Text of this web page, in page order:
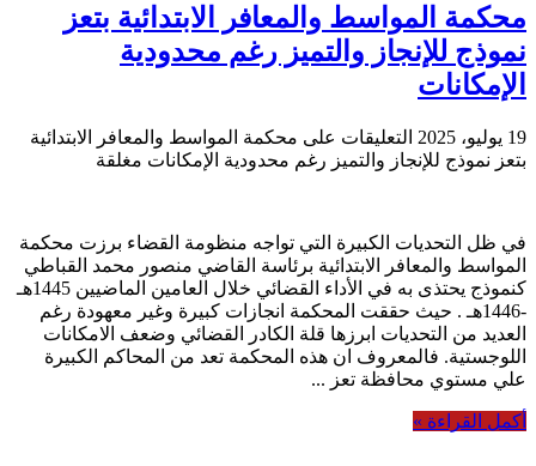
محكمة المواسط والمعافر الابتدائية بتعز
نموذج للإنجاز والتميز رغم محدودية
الإمكانات
19 يوليو، 2025 التعليقات على محكمة المواسط والمعافر الابتدائية
بتعز نموذج للإنجاز والتميز رغم محدودية الإمكانات مغلقة
في ظل التحديات الكبيرة التي تواجه منظومة القضاء برزت محكمة
المواسط والمعافر الابتدائية برئاسة القاضي منصور محمد القباطي
كنموذج يحتذى به في الأداء القضائي خلال العامين الماضيين 1445هـ
-1446هـ . حيث حققت المحكمة انجازات كبيرة وغير معهودة رغم
العديد من التحديات ابرزها قلة الكادر القضائي وضعف الامكانات
اللوجستية. فالمعروف ان هذه المحكمة تعد من المحاكم الكبيرة
علي مستوي محافظة تعز ...
أكمل القراءة »